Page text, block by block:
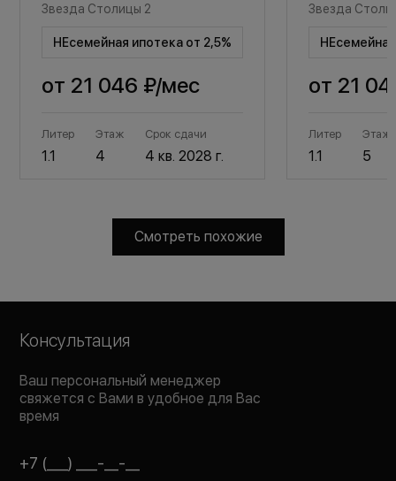
Звезда Столицы 2
НЕсемейная ипотека от 2,5%
от 21 046 ₽/мес
Литер
1.1
Этаж
4
Срок сдачи
4 кв. 2028 г.
Звезда
от 21
Литер
1.1
Этаж
5
Смотреть похожие
Консультация
Ваш персональный менеджер
свяжется с Вами в удобное для Вас
время